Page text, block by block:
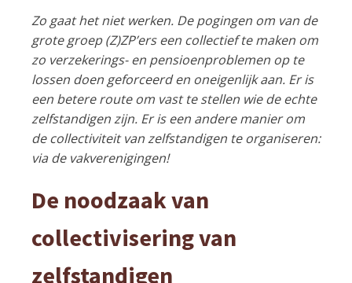
Zo gaat het niet werken. De pogingen om van de
grote groep (Z)ZP’ers een collectief te maken om
zo verzekerings- en pensioenproblemen op te
lossen doen geforceerd en oneigenlijk aan. Er is
een betere route om vast te stellen wie de echte
zelfstandigen zijn. Er is een andere manier om
de collectiviteit van zelfstandigen te organiseren:
via de vakverenigingen!
De noodzaak van
collectivisering van
zelfstandigen